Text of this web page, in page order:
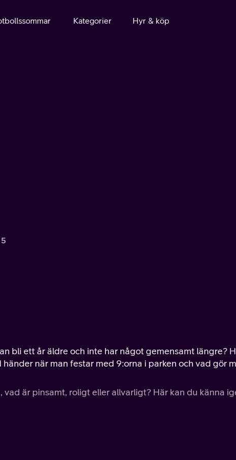
Kategorier Hyr & köp
bli ett år äldre och inte har något gemensamt längre?
när man festar med 9:orna i parken och vad gör
vad är pinsamt, roligt eller allvarligt? Här kan du känna